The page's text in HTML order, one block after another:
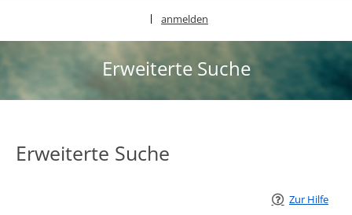
anmelden
Erweiterte Suche
Erweiterte Suche
Zur Hilfe